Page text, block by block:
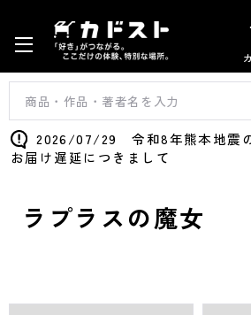
2026/07/29 令和8年熊本地震
お届け遅延につきまして
ラプラスの魔女